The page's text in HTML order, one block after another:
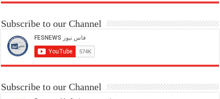
Subscribe to our Channel
Subscribe to our Channel